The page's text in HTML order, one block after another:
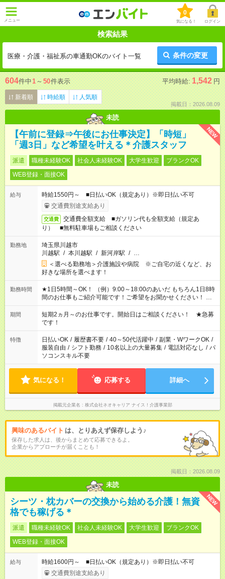
メニュー
0
気になる！ ログイン
検索結果
医療・介護・福祉系の車通勤OKのバイト一覧 条件の変更
604件中1 ～ 50件表示 平均時給: 1,542 円
新着順 時給順 人気順
掲載日：2026.08.09
未読
NEW
【午前に登録⇒午後にお仕事決定】「時短」
「週3日」など希望を叶える＊介護スタッフ
派遣 職種未経験OK 社会人未経験OK 大学生歓迎
ブランクOK
WEB登録・面接OK
給与
時給1550円～ ■日払いOK（規定あり）※即日払い不可
交通費別途支給あり
交通費
交通費全額支給 ■ガソリン代も全額支給（規定あ
り） ■無料駐車場もご相談ください
勤務地
埼玉県川越市
川越駅 / 本川越駅 / 新河岸駅 / …
＜選べる勤務地＞介護施設や病院 ※ご自宅の近くなど、お
好きな場所を選べます！
勤務時間
★1日5時間～OK！ （例）9:00～18:00のあいだ もちろん1日8時
間のお仕事もご紹介可能です！ご希望をお聞かせください！ ※
週最低15時間以上の勤務が必要です
期間
短期2ヵ月～のお仕事です。開始日はご相談ください！ ★急募
です！
特徴 日払いOK / 履歴書不要 / 40～50代活躍中 / 副業・WワークOK /
服装自由 / シフト勤務 / 10名以上の大量募集 / 電話対応なし / パ
ソコンスキル不要
気になる！ 応募する 詳細へ
掲載元企業名 株式会社ネオキャリア ナイス！介護事業部
興味のあるバイト は、とりあえず保存しよう♪
保存した求人は、後からまとめて応募できるよ。
企業からアプローチが届くことも！
掲載日：2026.08.09
未読
NEW
シーツ・枕カバーの交換から始める介護！無資
格でも稼げる＊
派遣 職種未経験OK 社会人未経験OK 大学生歓迎
ブランクOK
WEB登録・面接OK
給与
時給1600円～ ■日払いOK（規定あり）※即日払い不可
交通費別途支給あり